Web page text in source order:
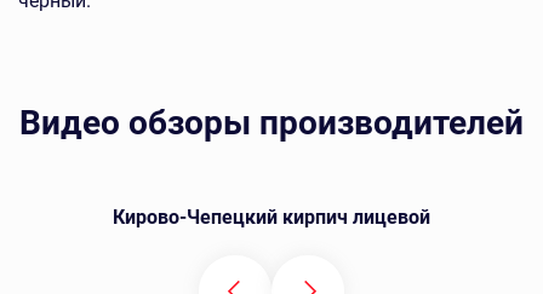
Видео обзоры производителей
Кирово-Чепецкий кирпич лицевой